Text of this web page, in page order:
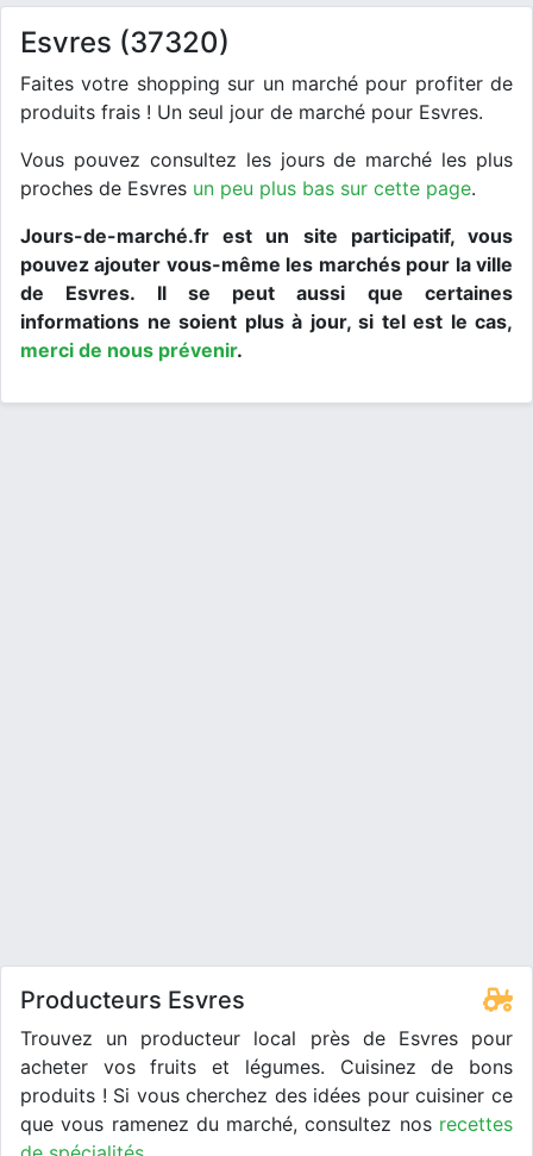
Esvres (37320)
Faites votre shopping sur un marché pour profiter de
produits frais ! Un seul jour de marché pour Esvres.
Vous pouvez consultez les jours de marché les plus
proches de Esvres un peu plus bas sur cette page.
Jours-de-marché.fr est un site participatif, vous
pouvez ajouter vous-même les marchés pour la ville
de Esvres. Il se peut aussi que certaines
informations ne soient plus à jour, si tel est le cas,
merci de nous prévenir.
Producteurs Esvres
Trouvez un producteur local près de Esvres pour
acheter vos fruits et légumes. Cuisinez de bons
produits ! Si vous cherchez des idées pour cuisiner ce
que vous ramenez du marché, consultez nos recettes